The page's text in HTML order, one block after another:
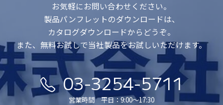
お気軽にお問い合わせください。
製品パンフレットのダウンロードは、
カタログダウンロードからどうぞ。
また、無料お試しで当社製品をお試しいただけます。
03-3254-5711
営業時間 平日：9:00〜17:30